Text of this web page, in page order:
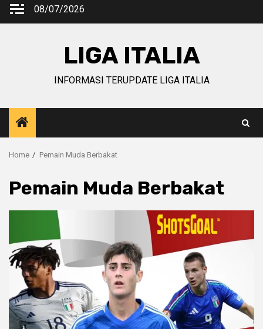
Skip
08/07/2026
LIGA ITALIA
INFORMASI TERUPDATE LIGA ITALIA
Home Pemain Muda Berbakat
Pemain Muda Berbakat